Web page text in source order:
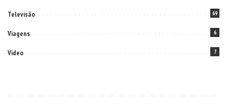
Televisão 69
Viagens 6
Video 7